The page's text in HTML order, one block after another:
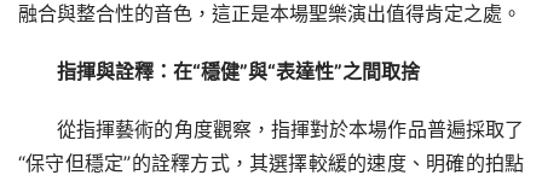
融合與整合性的音色，這正是本場聖樂演出值得肯定之處。
指揮與詮釋：在“穩健”與“表達性”之間取捨
從指揮藝術的角度觀察，指揮對於本場作品普遍採取了
“保守但穩定”的詮釋方式，其選擇較緩的速度、明確的拍點